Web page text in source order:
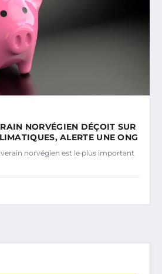
NORVÉGIEN DÉÇOIT SUR
ALERTE UNE ONG
norvégien est le plus important